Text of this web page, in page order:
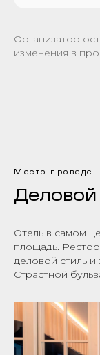
Организатор
изменения в
Место
Деловой
Отель в самом
площадь.
деловой стиль
Страстной